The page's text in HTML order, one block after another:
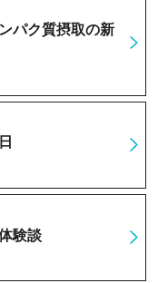
パク質摂取の新
験談